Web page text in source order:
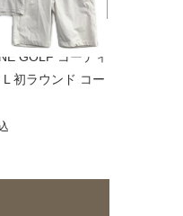
ヂストンゴルフ
GOLF コーディ
初ラウンド コー